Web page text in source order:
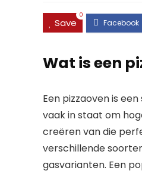
Save
0
Wat is een
Een pizzaoven is
vaak in staat om
creëren van die
verschillende
gasvarianten. Een